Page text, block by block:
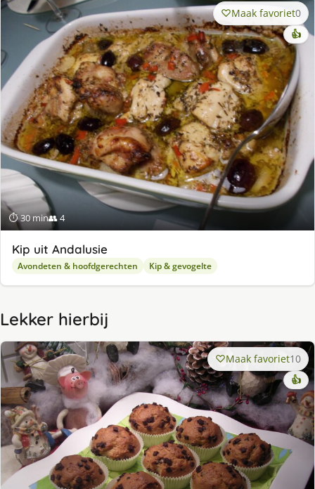
⏱ 30 min👥 4
Maak favoriet0
👍
Kip uit Andalusie
Avondeten & hoofdgerechten Kip & gevogelte
Lekker hierbij
Maak favoriet10
👍